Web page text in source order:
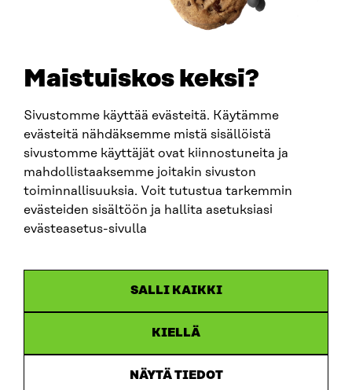
Maistuiskos keksi?
Sivustomme käyttää evästeitä. Käytämme
evästeitä nähdäksemme mistä sisällöistä
sivustomme käyttäjät ovat kiinnostuneita ja
mahdollistaaksemme joitakin sivuston
toiminnallisuuksia. Voit tutustua tarkemmin
evästeiden sisältöön ja hallita asetuksiasi
evästeasetus-sivulla
SALLI KAIKKI
KIELLÄ
NÄYTÄ TIEDOT
fornamn.efternamn@sitra.fi
SITRA PÅ SOCIALA MEDIER
LinkedIn
Instagram
YouTube
Tillgänglighetsutredning